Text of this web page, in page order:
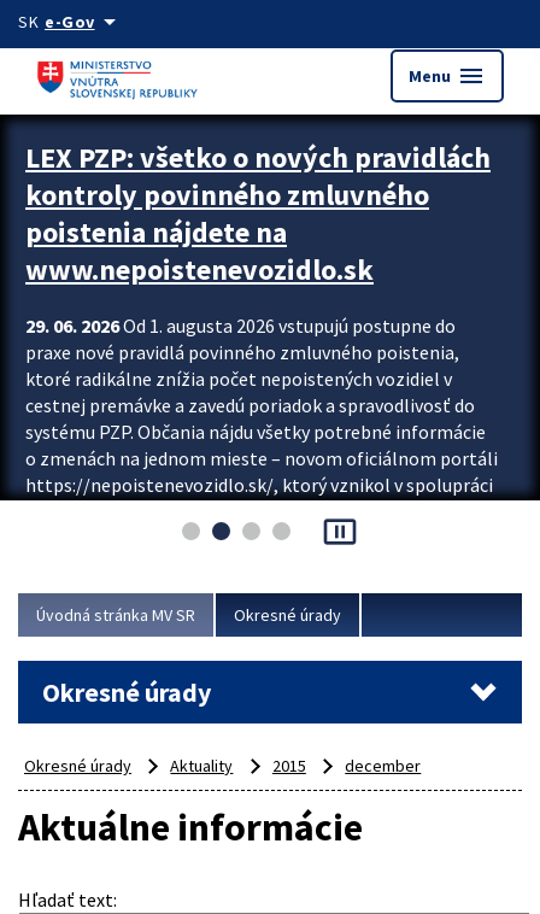
Preskocit na hlavný obsah
SK e-Govarrow_drop_down
Menu menu
Zastavit automatický posun upútavok
LEX PZP: všetko o nových pravidlách
kontroly povinného zmluvného
poistenia nájdete na
www.nepoistenevozidlo.sk
29. 06. 2026Od 1. augusta 2026 vstupujú postupne do
praxe nové pravidlá povinného zmluvného poistenia,
ktoré radikálne znížia počet nepoistených vozidiel v
cestnej premávke a zavedú poriadok a spravodlivosť do
systému PZP. Občania nájdu všetky potrebné informácie
o zmenách na jednom mieste – novom oficiálnom portáli
https://nepoistenevozidlo.sk/, ktorý vznikol v spolupráci
asociácie poisťovní (SLASPO) a Ministerstva vnútra SR.
Viac
pause_presentation
Úvodná stránka MV SR Okresné úrady
Okresné úrady
Okresné úrady Aktuality 2015 december
Aktuálne informácie
Hľadať text: